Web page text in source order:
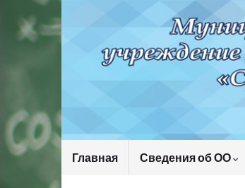
Главная Сведения об ОО